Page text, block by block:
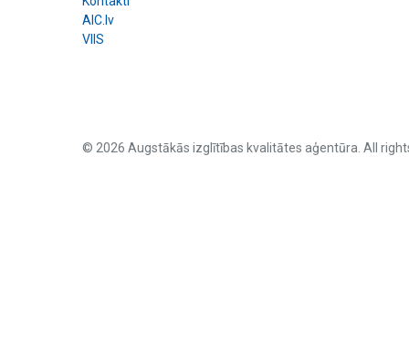
AIC.lv
VIIS
© 2026 Augstākās izglītības kvalitātes aģentūra. All